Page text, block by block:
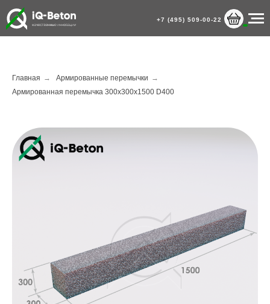
+7 (495) 509-00-22
Главная → Армированные перемычки →
Армированная перемычка 300х300х1500 D400